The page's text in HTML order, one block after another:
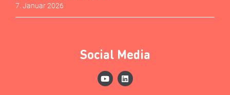
7. Januar 2026
Social Media